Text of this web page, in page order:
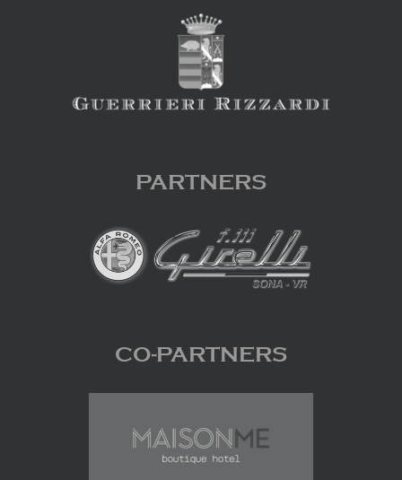
PARTNERS
CO-PARTNERS